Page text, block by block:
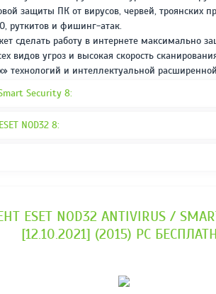
защиты ПК от вирусов, червей, троянских
руткитов и фишинг-атак.
сделать работу в интернете максимально
видов угроз и высокая скорость
технологий и интеллектуальной
Security 8:
NOD32 8:
ESET NOD32 ANTIVIRUS /
[12.10.2021] (2015) РС